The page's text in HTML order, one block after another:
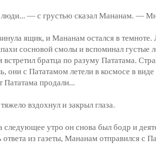
— с грустью сказал Мананам. — Мне
ящик, и Мананам остался в
сосновой смолы и вспоминал
встретил братца по разуму Пататама.
они с Пататамом летели в космосе в
Пататама продали...
вздохнул и закрыл глаза.
утро он снова был бодр и
из газеты, Мананам отправился с